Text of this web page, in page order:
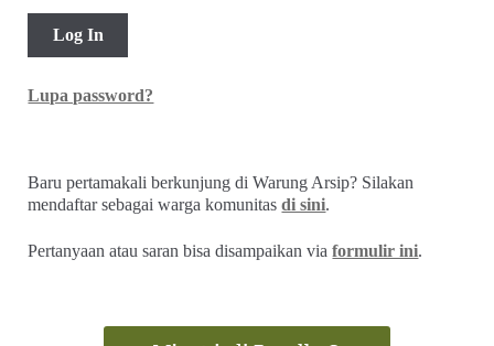
Lupa password?
Baru pertamakali berkunjung di Warung Arsip? Silakan
mendaftar sebagai warga komunitasdi sini.
Pertanyaan atau saran bisa disampaikan viaformulir ini.